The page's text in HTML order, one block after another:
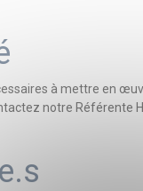
à mettre en
notre Référente